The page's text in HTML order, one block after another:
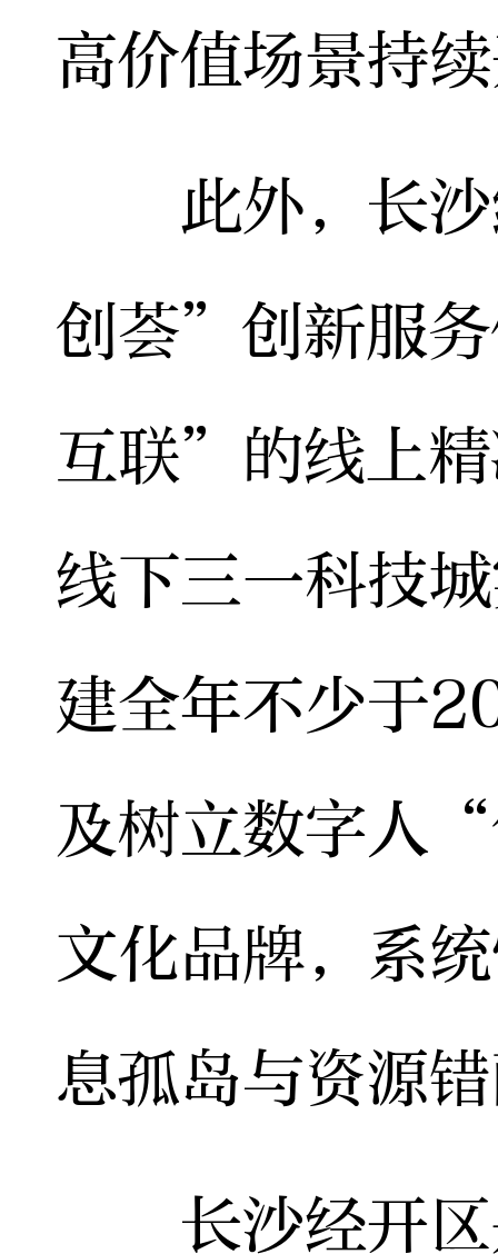
高价值场景持
此外，长沙
创荟”创新服
互联”的线上
线下三一科技
建全年不少于
及树立数字人
文化品牌，系
息孤岛与资源
长沙经开区